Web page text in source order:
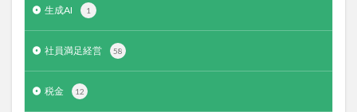
生成AI 1
社員満足経営 58
税金 12